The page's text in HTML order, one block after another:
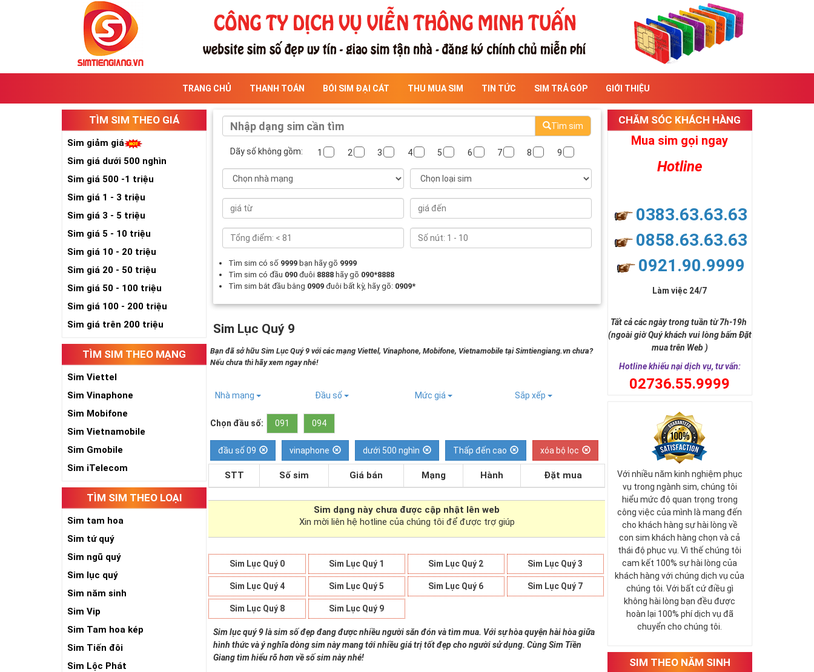
TRANG CHỦ THANH TOÁN BÓI SIM ĐẠI CÁT THU MUA SIM TIN TỨC SIM TRẢ GÓP GIỚI THIỆU
TÌM SIM THEO GIÁ
Sim giảm giá
Sim giá dưới 500 nghìn
Sim giá 500 -1 triệu
Sim giá 1 - 3 triệu
Sim giá 3 - 5 triệu
Sim giá 5 - 10 triệu
Sim giá 10 - 20 triệu
Sim giá 20 - 50 triệu
Sim giá 50 - 100 triệu
Sim giá 100 - 200 triệu
Sim giá trên 200 triệu
TÌM SIM THEO MẠNG
Sim Viettel
Sim Vinaphone
Sim Mobifone
Sim Vietnamobile
Sim Gmobile
Sim iTelecom
TÌM SIM THEO LOẠI
Sim tam hoa
Sim tứ quý
Sim ngũ quý
Sim lục quý
Sim năm sinh
Sim Vip
Sim Tam hoa kép
Sim Tiến đôi
Sim Lộc Phát
Tìm sim
Dãy số không gồm: 1 2 3 4 5 6 7 8 9
Tìm sim có số 9999 bạn hãy gõ 9999
Tìm sim có đầu 090đuôi 8888 hãy gõ 090*8888
Tìm sim bắt đầu bằng 0909 đuôi bất kỳ, hãy gõ: 0909*
Sim Lục Quý 9
Bạn đã sở hữu Sim Lục Quý 9 với các mạng Viettel, Vinaphone, Mobifone, Vietnamobile tại Simtiengiang.vn chưa?
Nếu chưa thì hãy xem ngay nhé!
Nhà mạng Đầu số Mức giá Sắp xếp
Chọn đầu số: 091 094
đầu số 09 vinaphone dưới 500 nghìn Thấp đến cao xóa bộ lọc
STT Số sim Giá bán Mạng Hành Đặt mua
Sim dạng này chưa được cập nhật lên web
Xin mời liên hệ hotline của chúng tôi để được trợ giúp
Sim Lục Quý 0 Sim Lục Quý 1 Sim Lục Quý 2 Sim Lục Quý 3
Sim Lục Quý 4 Sim Lục Quý 5 Sim Lục Quý 6 Sim Lục Quý 7
Sim Lục Quý 8 Sim Lục Quý 9
Sim lục quý 9 là sim số đẹp đang được nhiều người săn đón và tìm mua. Với sự hòa quyện hài hòa giữa
hình thức và ý nghĩa dòng sim này mang tới nhiều giá trị tốt đẹp cho người sử dụng. Cùng Sim Tiền
Giang tìm hiểu rõ hơn về số sim này nhé!
CHĂM SÓC KHÁCH HÀNG
Mua sim gọi ngay
Hotline
0383.63.63.63
0858.63.63.63
0921.90.9999
Làm việc 24/7
Tất cả các ngày trong tuần từ 7h-19h
(ngoài giờ Quý khách vui lòng bấm Đặt
mua trên Web )
Hotline khiếu nại dịch vụ, tư vấn:
02736.55.9999
Với nhiều năm kinh nghiệm phục
vụ trong ngành sim, chúng tôi
hiểu mức độ quan trọng trong
công việc của mình là mang đến
cho khách hàng sự hài lòng về
con sim khách hàng chọn và cả
thái độ phục vụ. Vì thế chúng tôi
cam kết 100% sự hài lòng của
khách hàng với chúng dịch vụ của
chúng tôi. Với bất cứ điều gì
không hài lòng bạn đều được
hoàn lại 100% phí dịch vụ đã
chuyển cho chúng tôi.
SIM THEO NĂM SINH